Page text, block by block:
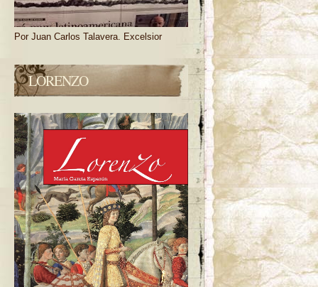
Por Juan Carlos Talavera. Excelsior
LORENZO